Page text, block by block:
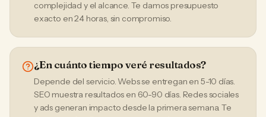
complejidad y el alcance. Te damos presupuesto
exacto en 24 horas, sin compromiso.
¿En cuánto tiempo veré resultados?
Depende del servicio. Webs se entregan en 5-10 días.
SEO muestra resultados en 60-90 días. Redes sociales
y ads generan impacto desde la primera semana. Te